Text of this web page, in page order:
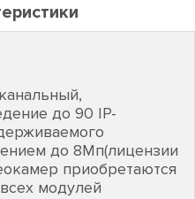
до 90 IP-
до 8Мп(лицензии
приобретаются
модулей